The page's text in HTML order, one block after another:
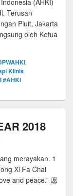
Terusan
Pluit, Jakarta
oleh Ketua
,
Klinis
#AHKI
2018
merayakan. 1
Xi Fa Chai
and peace.” 愿